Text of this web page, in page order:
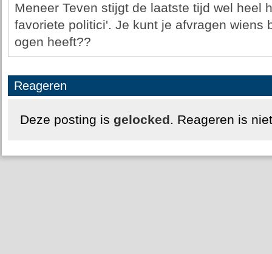
Meneer Teven stijgt de laatste tijd wel heel
favoriete politici'. Je kunt je afvragen wiens
ogen heeft??
Reageren
Deze posting is gelocked. Reageren is